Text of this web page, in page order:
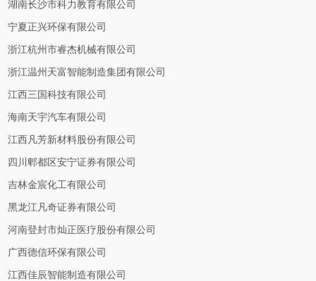
湖南长沙市科力教育有限公司
宁夏正兴环保有限公司
浙江杭州市睿杰机械有限公司
浙江温州天富智能制造集团有限公司
江西三国科技有限公司
海南天宇汽车有限公司
江西凡芳新材料股份有限公司
四川郫都区安宁证券有限公司
吉林金宸化工有限公司
黑龙江凡奇证券有限公司
河南登封市灿正医疗股份有限公司
广西德信环保有限公司
江西佳辰智能制造有限公司